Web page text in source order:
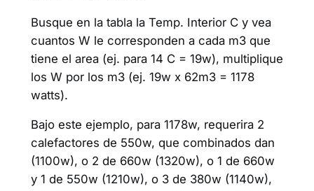
Busque en la tabla la Temp. Interior C y vea
cuantos W le corresponden a cada m3 que
tiene el area (ej. para 14 C = 19w), multiplique
los W por los m3 (ej. 19w x 62m3 = 1178
watts).
Bajo este ejemplo, para 1178w, requerira 2
calefactores de 550w, que combinados dan
(1100w), o 2 de 660w (1320w), o 1 de 660w
y 1 de 550w (1210w), o 3 de 380w (1140w),